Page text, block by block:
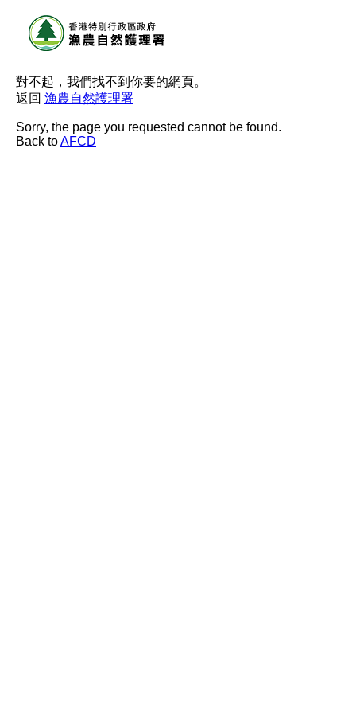
對不起，我們找不到你要的網頁。
返回 漁農自然護理署
Sorry, the page you requested cannot be found.
Back toAFCD